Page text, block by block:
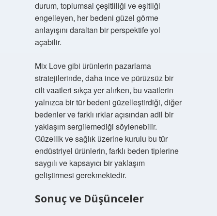
durum, toplumsal çeşitliliği ve eşitliği
engelleyen, her bedeni güzel görme
anlayışını daraltan bir perspektife yol
açabilir.
Mix Love gibi ürünlerin pazarlama
stratejilerinde, daha ince ve pürüzsüz bir
cilt vaatleri sıkça yer alırken, bu vaatlerin
yalnızca bir tür bedeni güzelleştirdiği, diğer
bedenler ve farklı ırklar açısından adil bir
yaklaşım sergilemediği söylenebilir.
Güzellik ve sağlık üzerine kurulu bu tür
endüstriyel ürünlerin, farklı beden tiplerine
saygılı ve kapsayıcı bir yaklaşım
geliştirmesi gerekmektedir.
Sonuç ve Düşünceler